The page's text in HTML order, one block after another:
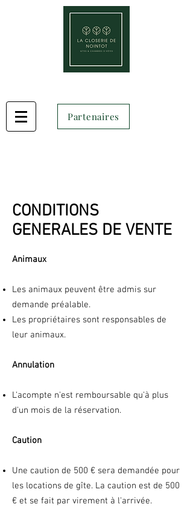
Partenaires
CONDITIONS
GENERALES DE VENTE
Animaux
Les animaux peuvent être admis sur
demande préalable.
Les propriétaires sont responsables de
leur animaux.
Annulation
L'acompte n'est remboursable qu'à plus
d'un mois de la réservation.
Caution
Une caution de 500 € sera demandée pour
les locations de gîte. La caution est de 500
€ et se fait par virement à l'arrivée.